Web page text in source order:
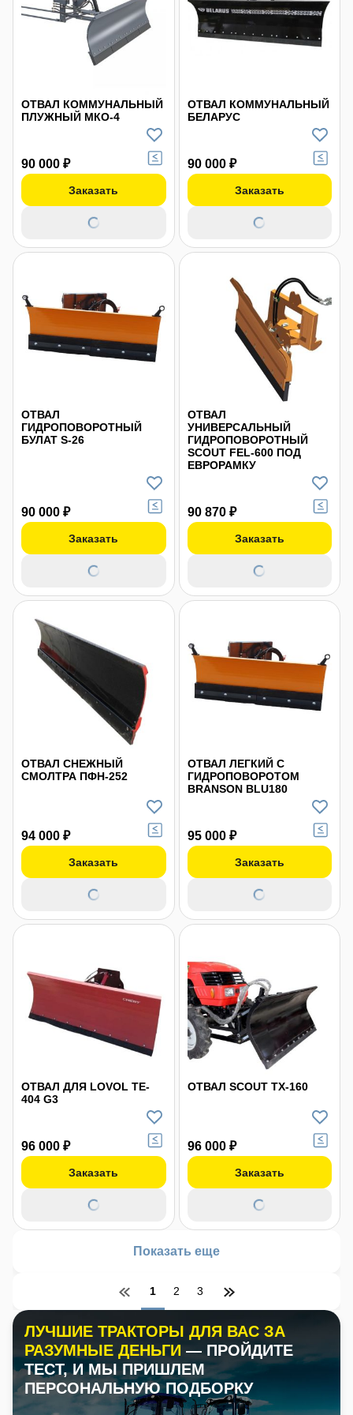
ОТВАЛ КОММУНАЛЬНЫЙ
ПЛУЖНЫЙ МКО-4
90 000 ₽
Заказать
ОТВАЛ КОММУНАЛЬНЫЙ
БЕЛАРУС
90 000 ₽
Заказать
ОТВАЛ
ГИДРОПОВОРОТНЫЙ
БУЛАТ S-26
90 000 ₽
Заказать
ОТВАЛ
УНИВЕРСАЛЬНЫЙ
ГИДРОПОВОРОТНЫЙ
SCOUT FEL-600 ПОД
ЕВРОРАМКУ
90 870 ₽
Заказать
ОТВАЛ СНЕЖНЫЙ
СМОЛТРА ПФН-252
94 000 ₽
Заказать
ОТВАЛ ЛЕГКИЙ С
ГИДРОПОВОРОТОМ
BRANSON BLU180
95 000 ₽
Заказать
ОТВАЛ ДЛЯ LOVOL TE-
404 G3
96 000 ₽
Заказать
ОТВАЛ SCOUT ТХ-160
96 000 ₽
Заказать
Показать еще
1 2 3
ЛУЧШИЕ ТРАКТОРЫ ДЛЯ ВАС ЗА
РАЗУМНЫЕ ДЕНЬГИ — ПРОЙДИТЕ
ТЕСТ, И МЫ ПРИШЛЕМ
ПЕРСОНАЛЬНУЮ ПОДБОРКУ